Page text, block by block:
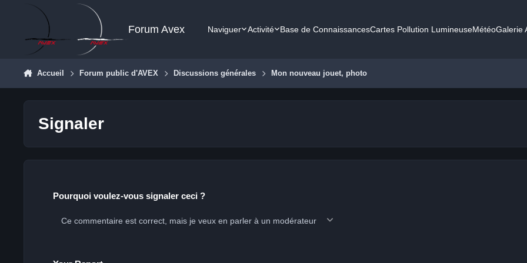
Aller au contenu
Forum Avex Naviguer Activité Base de ConnaissancesCartes Pollution LumineuseMétéoGalerie
Accueil Forum public d'AVEX Discussions générales Mon nouveau jouet, photo
Signaler
Pourquoi voulez-vous signaler ceci ?